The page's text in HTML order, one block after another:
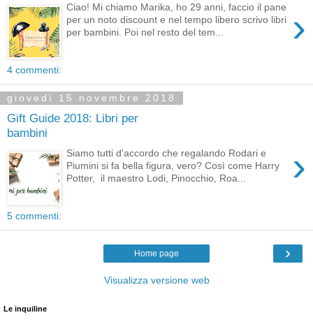
›
Ciao! Mi chiamo Marika, ho 29 anni, faccio il pane
per un noto discount e nel tempo libero scrivo libri
per bambini. Poi nel resto del tem...
4 commenti:
giovedì 15 novembre 2018
Gift Guide 2018: Libri per
bambini
›
Siamo tutti d'accordo che regalando Rodari e
Piumini si fa bella figura, vero? Così come Harry
Potter, il maestro Lodi, Pinocchio, Roa...
5 commenti:
›
Home page
Visualizza versione web
Le inquiline